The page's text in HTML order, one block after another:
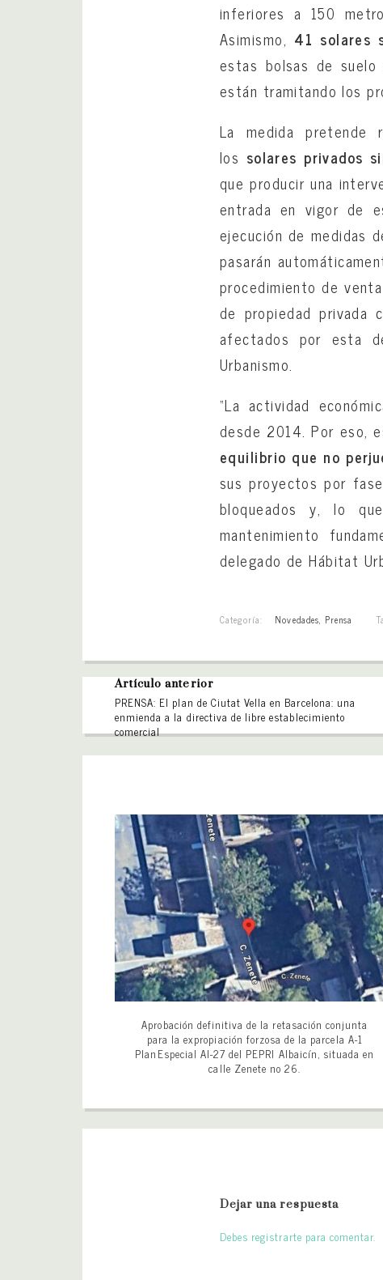
inferiores a 150
Asimismo, 41 solares
estas bolsas de
están tramitando los
La medida pretende
los solares privados
que producir una
entrada en vigor de
ejecución de medidas
pasarán
procedimiento de
de propiedad privada
afectados por esta
Urbanismo.
“La actividad
desde 2014. Por eso,
equilibrio que no
sus proyectos por
bloqueados y, lo
mantenimiento
delegado de Hábitat
Categoría: Novedades, Prensa
Artículo anterior
PRENSA: El plan de Ciutat Vella en Barcelona: una
enmienda a la directiva de libre establecimiento
comercial
Aprobación definitiva de la retasación conjunta
para la expropiación forzosa de la parcela A-1
PlanEspecial AI-27 del PEPRI Albaicín, situada en
calle Zenete no 26.
Dejar una respuesta
Debes registrarte para comentar.